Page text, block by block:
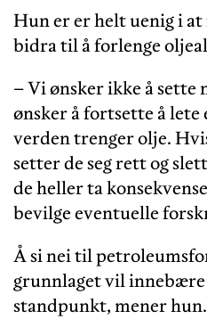
Hun er er helt uenig i
bidra til å forlenge
– Vi ønsker ikke å
ønsker å fortsette å lete
verden trenger olje.
setter de seg rett og
de heller ta
bevilge eventuelle
Å si nei til
grunnlaget vil
standpunkt, mener hun.